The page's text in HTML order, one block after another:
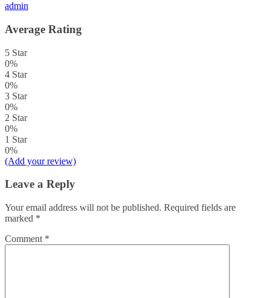
admin
Average Rating
5 Star
0%
4 Star
0%
3 Star
0%
2 Star
0%
1 Star
0%
(Add your review)
Leave a Reply
Your email address will not be published. Required fields are
marked *
Comment *